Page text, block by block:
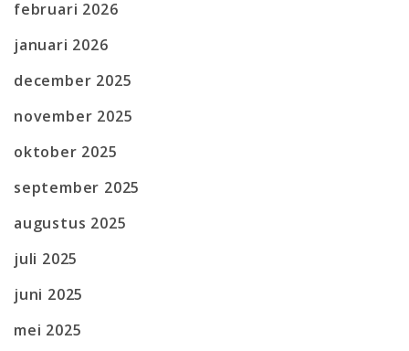
februari 2026
januari 2026
december 2025
november 2025
oktober 2025
september 2025
augustus 2025
juli 2025
juni 2025
mei 2025